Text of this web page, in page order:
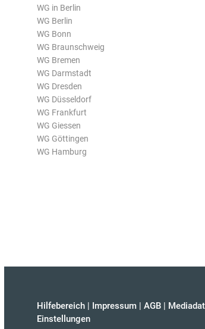
WG in Berlin
WG Berlin
WG Bonn
WG Braunschweig
WG Bremen
WG Darmstadt
WG Dresden
WG Düsseldorf
WG Frankfurt
WG Giessen
WG Göttingen
WG Hamburg
Hilfebereich | Impressum | AGB |
Einstellungen